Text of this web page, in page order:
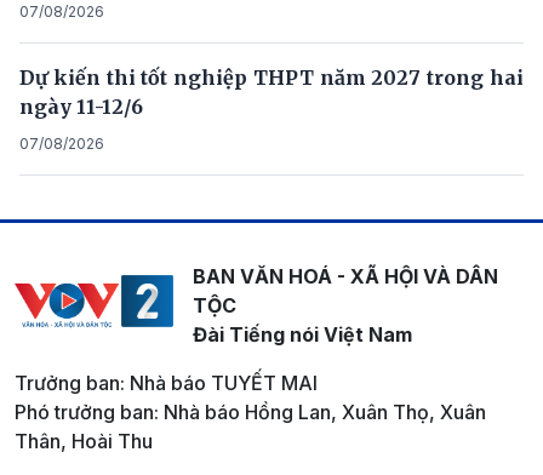
07/08/2026
Dự kiến thi tốt nghiệp THPT năm 2027 trong hai
ngày 11-12/6
07/08/2026
BAN VĂN HOÁ - XÃ HỘI VÀ DÂN
TỘC
Đài Tiếng nói Việt Nam
Trưởng ban: Nhà báo TUYẾT MAI
Phó trưởng ban: Nhà báo Hồng Lan, Xuân Thọ, Xuân
Thân, Hoài Thu